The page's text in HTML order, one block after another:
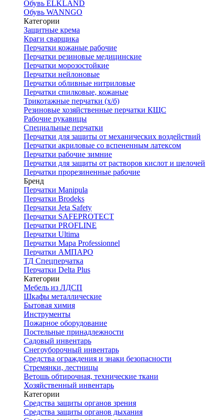
Обувь ELKLAND
Обувь WANNGO
Категории
Защитные крема
Краги сварщика
Перчатки кожаные рабочие
Перчатки резиновые медицинские
Перчатки морозостойкие
Перчатки нейлоновые
Перчатки обливные нитриловые
Перчатки спилковые, кожаные
Трикотажные перчатки (х/б)
Резиновые хозяйственные перчатки КЩС
Рабочие рукавицы
Специальные перчатки
Перчатки для защиты от механических воздействий
Перчатки акриловые со вспененным латексом
Перчатки рабочие зимние
Перчатки для защиты от растворов кислот и щелочей
Перчатки прорезиненные рабочие
Бренд
Перчатки Manipula
Перчатки Brodeks
Перчатки Jeta Safety
Перчатки SAFEPROTECT
Перчатки PROFLINE
Перчатки Ultima
Перчатки Мара Professionnel
Перчатки АМПАРО
ТД Спецперчатка
Перчатки Delta Plus
Категории
Мебель из ЛДСП
Шкафы металлические
Бытовая химия
Инструменты
Пожарное оборудование
Постельные принадлежности
Садовый инвентарь
Снегоуборочный инвентарь
Средства ограждения и знаки безопасности
Стремянки, лестницы
Ветошь обтирочная, технические ткани
Хозяйственный инвентарь
Категории
Средства защиты органов зрения
Средства защиты органов дыхания